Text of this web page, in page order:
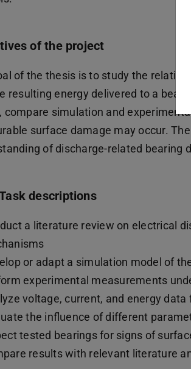
of the project
of the thesis is to study the
resulting energy delivered to a
compare simulation and
surface damage may occur.
of discharge-related bearing
descriptions
a literature review on electrical
or adapt a simulation model of
experimental measurements
voltage, current, and energy
the influence of different
tested bearings for signs of
results with relevant literature